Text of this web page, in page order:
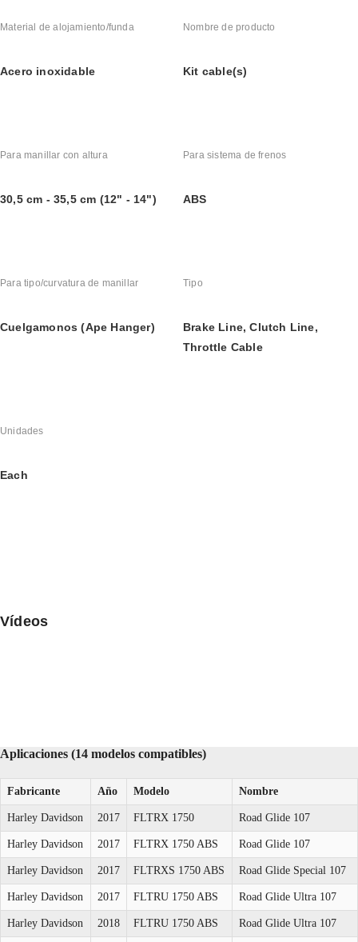
Material de alojamiento/funda
Acero inoxidable
Nombre de producto
Kit cable(s)
Para manillar con altura
30,5 cm - 35,5 cm (12" - 14")
Para sistema de frenos
ABS
Para tipo/curvatura de manillar
Cuelgamonos (Ape Hanger)
Tipo
Brake Line, Clutch Line,
Throttle Cable
Unidades
Each
Vídeos
Aplicaciones (14 modelos compatibles)
Fabricante Año Modelo Nombre
Harley Davidson 2017 FLTRX 1750 Road Glide 107
Harley Davidson 2017 FLTRX 1750 ABS Road Glide 107
Harley Davidson 2017 FLTRXS 1750 ABS Road Glide Special 107
Harley Davidson 2017 FLTRU 1750 ABS Road Glide Ultra 107
Harley Davidson 2018 FLTRU 1750 ABS Road Glide Ultra 107